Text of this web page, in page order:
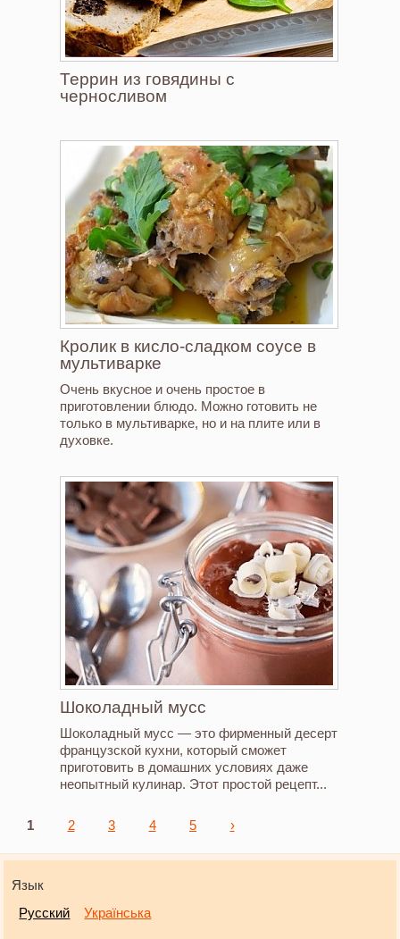
Террин из говядины с
черносливом
Кролик в кисло-сладком соусе в
мультиварке
Очень вкусное и очень простое в
приготовлении блюдо. Можно готовить не
только в мультиварке, но и на плите или в
духовке.
Шоколадный мусс
Шоколадный мусс — это фирменный десерт
французской кухни, который сможет
приготовить в домашних условиях даже
неопытный кулинар. Этот простой рецепт...
Страницы
1 2 3 4 5 ›
Язык
Русский
Українська